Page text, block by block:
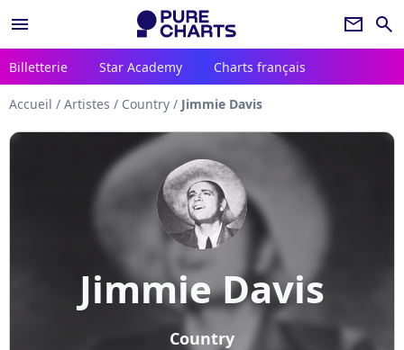
menu newsletter search
Billetterie Star Academy Charts français
Accueil / Artistes / Country / Jimmie Davis
Jimmie Davis
Country